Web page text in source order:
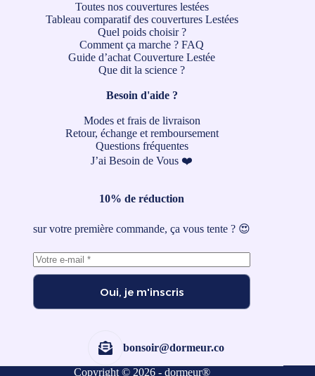
Toutes nos couvertures lestées
Tableau comparatif des couvertures Lestées
Quel poids choisir ?
Comment ça marche ? FAQ
Guide d’achat Couverture Lestée
Que dit la science ?
Besoin d'aide ?
Modes et frais de livraison
Retour, échange et remboursement
Questions fréquentes
J’ai Besoin de Vous ❤️
10% de réduction
sur votre première commande, ça vous tente ? 😍
Oui, je m'inscris
bonsoir@dormeur.co
Copyright © 2026 - dormeur®